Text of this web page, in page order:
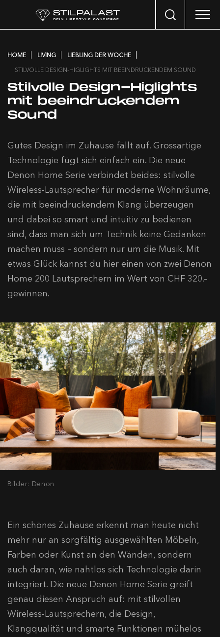
Search
HOME LIVING
LIEBLING DER WOCHE
STILVOLLE DESIGN-HIGLIGHTS MIT BEEINDRUCKENDEM SOUND
Stilvolle Design-Higlights
mit beeindruckendem
Sound
Gutes Design im Zuhause fällt auf. Grossartige
Technologie fügt sich einfach ein. Die neue
Denon Home Serie verbindet beides: stilvolle
Wireless-Lautsprecher für moderne Wohnräume,
die mit beeindruckendem Klang überzeugen
und dabei so smart und intuitiv zu bedienen
sind, dass man sich um Technik keine Gedanken
machen muss – sondern nur um die Musik. Mit
etwas Glück kannst du hier einen von zwei Denon
Home 200 Lautsprechern im Wert von CHF 320.–
gewinnen.
Bilder: Denon
Ein schönes Zuhause erkennt man heute nicht
mehr nur an sorgfältig ausgewählten Möbeln,
Farben oder Kunst an den Wänden, sondern
auch daran, wie nahtlos sich Technologie darin
integriert. Die neue Denon Home Serie greift
genau diesen Anspruch auf: mit stilvollen
Wireless-Lautsprechern, die Design,
Klangqualität und smarte Funktionen mühelos